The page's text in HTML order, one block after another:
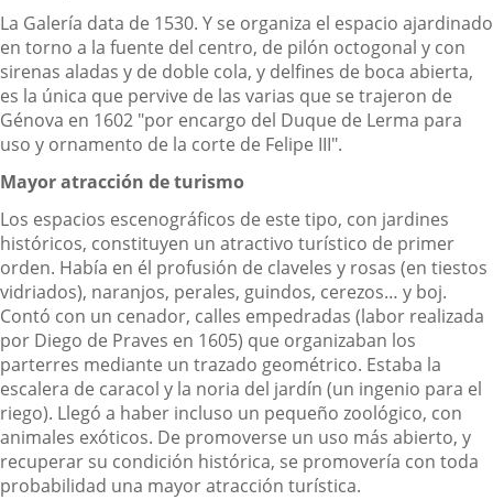
La Galería data de 1530. Y se organiza el espacio ajardinado
en torno a la fuente del centro, de pilón octogonal y con
sirenas aladas y de doble cola, y delfines de boca abierta,
es la única que pervive de las varias que se trajeron de
Génova en 1602 "por encargo del Duque de Lerma para
uso y ornamento de la corte de Felipe III".
Mayor atracción de turismo
Los espacios escenográficos de este tipo, con jardines
históricos, constituyen un atractivo turístico de primer
orden. Había en él profusión de claveles y rosas (en tiestos
vidriados), naranjos, perales, guindos, cerezos… y boj.
Contó con un cenador, calles empedradas (labor realizada
por Diego de Praves en 1605) que organizaban los
parterres mediante un trazado geométrico. Estaba la
escalera de caracol y la noria del jardín (un ingenio para el
riego). Llegó a haber incluso un pequeño zoológico, con
animales exóticos. De promoverse un uso más abierto, y
recuperar su condición histórica, se promovería con toda
probabilidad una mayor atracción turística.